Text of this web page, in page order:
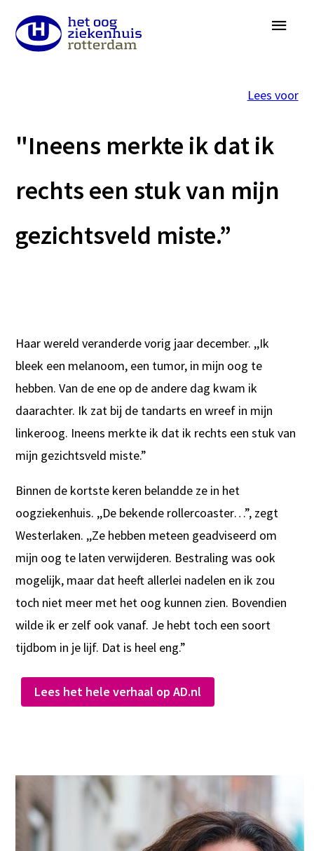
Menu
Lees voor
"Ineens merkte ik dat ik
rechts een stuk van mijn
gezichtsveld miste.”
Haar wereld veranderde vorig jaar december. ,,Ik
bleek een melanoom, een tumor, in mijn oog te
hebben. Van de ene op de andere dag kwam ik
daarachter. Ik zat bij de tandarts en wreef in mijn
linkeroog. Ineens merkte ik dat ik rechts een stuk van
mijn gezichtsveld miste.”
Binnen de kortste keren belandde ze in het
oogziekenhuis. ,,De bekende rollercoaster…”, zegt
Westerlaken. ,,Ze hebben meteen geadviseerd om
mijn oog te laten verwijderen. Bestraling was ook
mogelijk, maar dat heeft allerlei nadelen en ik zou
toch niet meer met het oog kunnen zien. Bovendien
wilde ik er zelf ook vanaf. Je hebt toch een soort
tijdbom in je lijf. Dat is heel eng.”
Lees het hele verhaal op AD.nl